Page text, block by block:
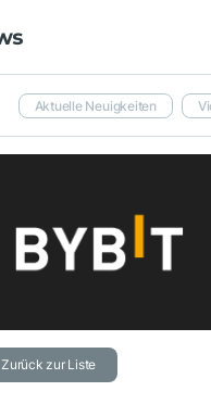
Aktuelle Neuigkeiten
Zurück zur Liste